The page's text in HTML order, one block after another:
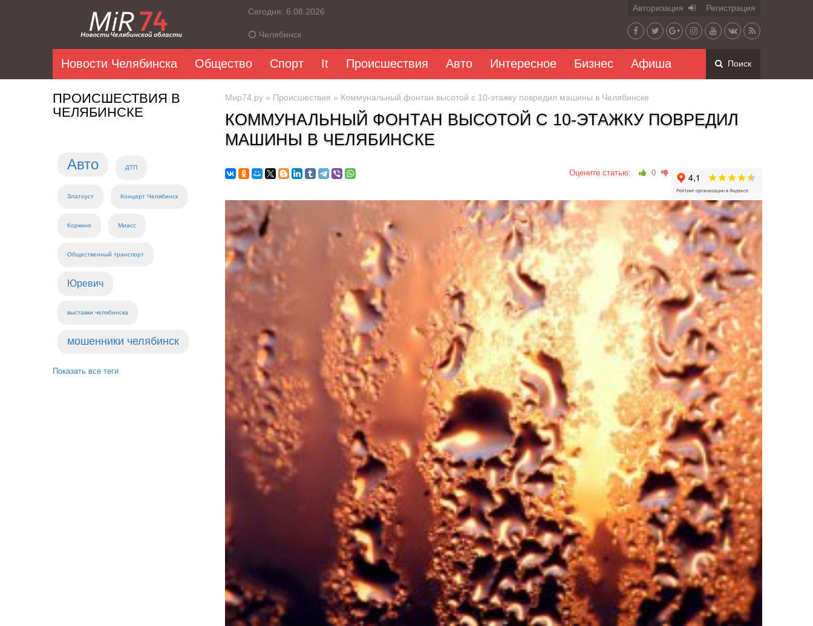
Сегодня: 6.08.2026
Челябинск
Авторизация Регистрация
Новости Челябинска Общество Спорт It Происшествия Авто Интересное Бизнес Афиша Поиск
ПРОИСШЕСТВИЯ В
ЧЕЛЯБИНСКЕ
Авто ДТП
Златоуст Концерт Челябинск
Коркино Миасс
Общественный транспорт
Юревич
выставки челябинска
мошенники челябинск
Показать все теги
Мир74.ру » Происшествия » Коммунальный фонтан высотой с 10-этажку повредил машины в Челябинске
КОММУНАЛЬНЫЙ ФОНТАН ВЫСОТОЙ С 10-ЭТАЖКУ ПОВРЕДИЛ
МАШИНЫ В ЧЕЛЯБИНСКЕ
Оцените статью: 0